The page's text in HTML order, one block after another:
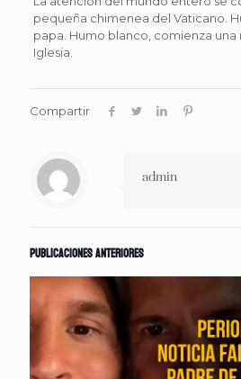
pequeña chimenea del Vaticano.
papa. Humo blanco, comienza una
Iglesia.
Compartir
admin
Publicaciones anteriores